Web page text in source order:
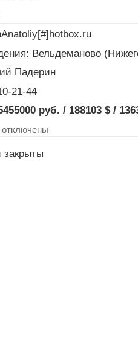
Вельдеманово
Падерин
21-44
руб. / 188103 $ /
закрыты